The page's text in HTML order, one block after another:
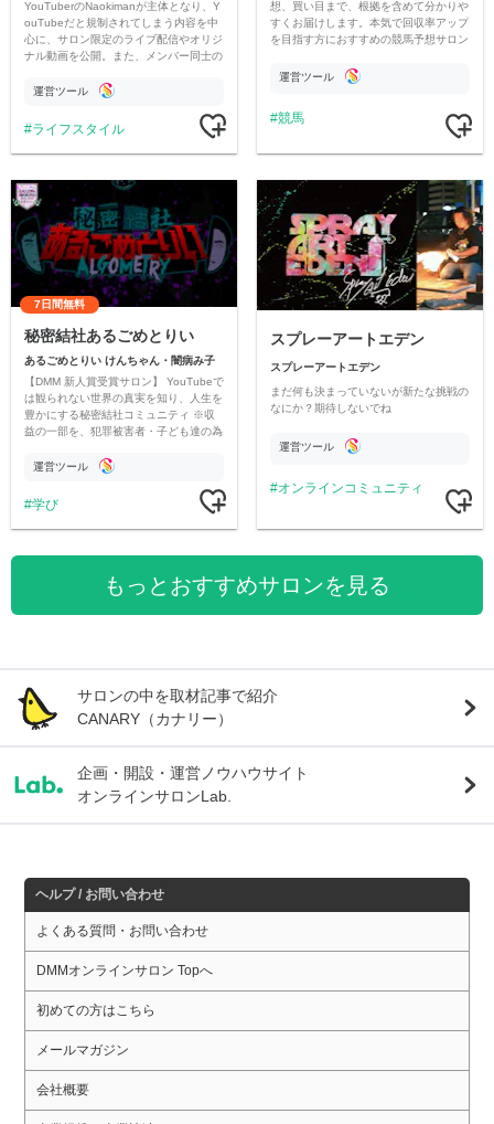
YouTuberのNaokimanが主体となり、Y
ouTubeだと規制されてしまう内容を中
心に、サロン限定のライブ配信やオリジ
ナル動画を公開。また、メンバー同士の
ただいています。
運営ツール
ライフスタイル
想、買い目まで、根拠を含めて分かりや
すくお届けします。本気で回収率アップ
を目指す方におすすめの競馬予想サロン
運営ツール
競馬
7日間無料
秘密結社あるごめとりい
あるごめとりい けんちゃん・闇病み子
【DMM 新人賞受賞サロン】 YouTubeで
は観られない世界の真実を知り、人生を
豊かにする秘密結社コミュニティ ※収
益の一部を、犯罪被害者・子ども達の為
す運営ツール
学び
スプレーアートエデン
スプレーアートエデン
まだ何も決まっていないが新たな挑戦の
なにか？期待しないでね
運営ツール
オンラインコミュニティ
もっとおすすめサロンを見る
サロンの中を取材記事で紹介
CANARY（カナリー）
企画・開設・運営ノウハウサイト
オンラインサロンLab.
ヘルプ / お問い合わせ
よくある質問・お問い合わせ
DMMオンラインサロン Topへ
初めての方はこちら
メールマガジン
会社概要